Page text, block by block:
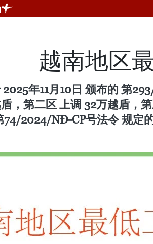
越南地区
年11月10日 颁布的 第
，第二区 上调 32万越盾，
74/2024/NĐ-CP号法令 规定